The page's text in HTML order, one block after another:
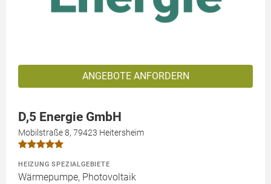
ANGEBOTE ANFORDERN
D,5 Energie GmbH
Mobilstraße 8, 79423 Heitersheim
HEIZUNG SPEZIALGEBIETE
Wärmepumpe, Photovoltaik